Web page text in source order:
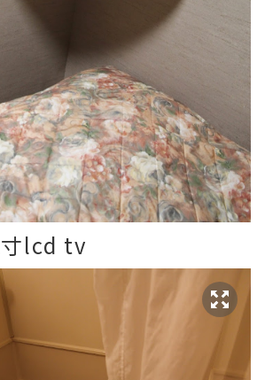
lcd tv